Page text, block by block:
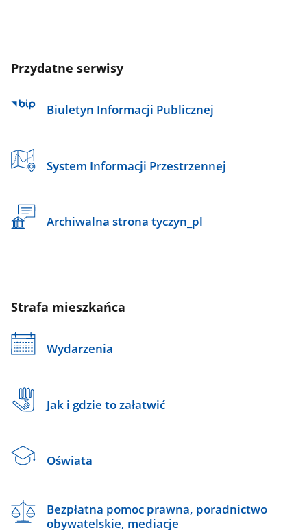
Przydatne serwisy
Biuletyn Informacji Publicznej
System Informacji Przestrzennej
Archiwalna strona tyczyn_pl
Strafa mieszkańca
Wydarzenia
Jak i gdzie to załatwić
Oświata
Bezpłatna pomoc prawna, poradnictwo
obywatelskie, mediacje